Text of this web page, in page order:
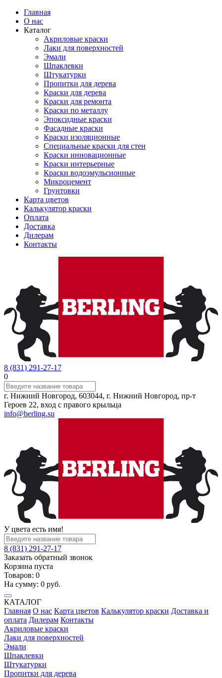
Главная
О нас
Каталог
Акриловые краски
Лаки для поверхностей
Эмали
Шпаклевки
Штукатурки
Пропитки для дерева
Краски для дерева
Краски для ремонта
Краски по металлу
Эпоксидные краски
Фасадные краски
Краски изоляционные
Специальные краски для стен
Краски инновационные
Краски интерьерные
Краски водоэмульсионные
Микроцемент
Грунтовки
Карта цветов
Калькулятор краски
Оплата
Доставка
Дилерам
Контакты
8 (831) 291-27-17
0
г. Нижний Новгород, 603044, г. Нижний Новгород, пр-т
Героев 22, вход с правого крыльца
info@berling.su
У цвета есть имя!
8 (831) 291-27-17
Заказать обратный звонок
Корзина пуста
Товаров: 0
На сумму: 0 руб.
КАТАЛОГ
Главная О нас Карта цветов Калькулятор краски Доставка и
оплата Дилерам Контакты
Акриловые краски
Лаки для поверхностей
Эмали
Шпаклевки
Штукатурки
Пропитки для дерева